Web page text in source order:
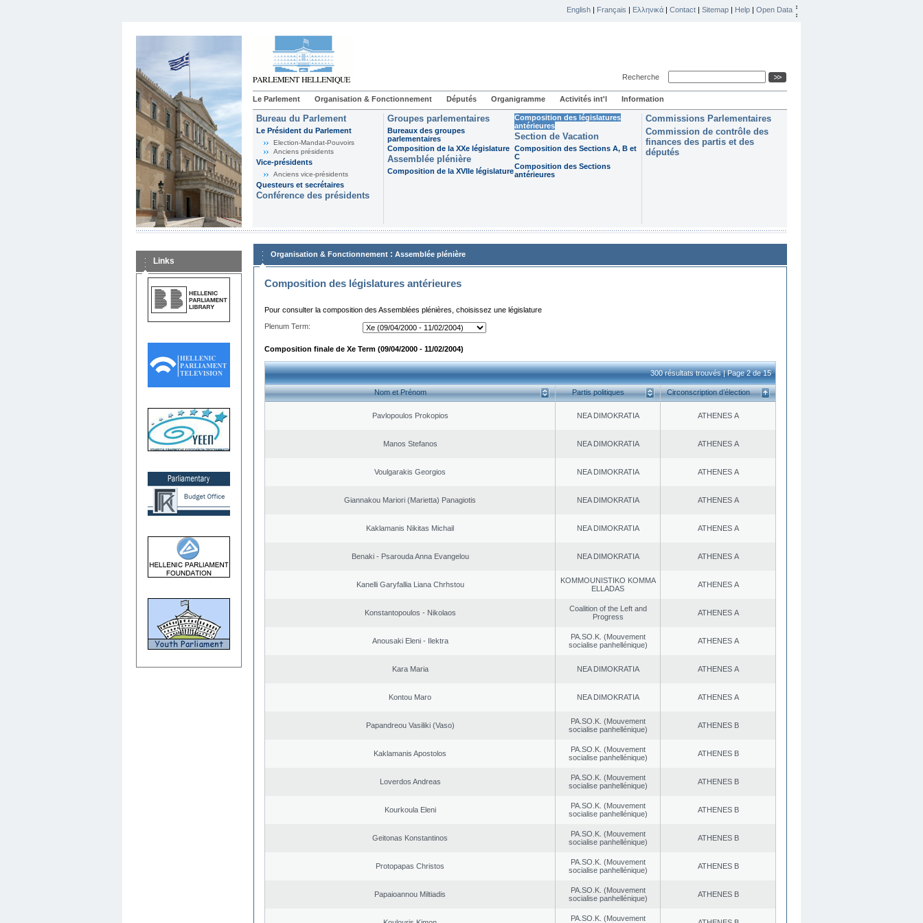
English | Français | Ελληνικά | Contact | Sitemap | Help | Open Data
Recherche
Le Parlement Organisation & Fonctionnement Députés Organigramme Activités int'l Information
Bureau du Parlement
Le Président du Parlement
Election-Mandat-Pouvoirs
Anciens présidents
Vice-présidents
Anciens vice-présidents
Questeurs et secrétaires
Conférence des présidents
Groupes parlementaires
Bureaux des groupes
parlementaires
Composition de la XXe législature
Assemblée plénière
Composition de la XVIIe législature
Composition des législatures
antérieures
Section de Vacation
Composition des Sections A, B et
C
Composition des Sections
antérieures
Commissions Parlementaires
Commission de contrôle des
finances des partis et des
députés
Links
Organisation & Fonctionnement : Assemblée plénière
Composition des législatures antérieures
Pour consulter la composition des Assemblées plénières, choisissez une législature
Plenum Term:
Composition finale de Xe Term (09/04/2000 - 11/02/2004)
300 résultats trouvés | Page 2 de 15
Nom et Prénom Partis politiques Circonscription d’élection
Pavlopoulos Prokopios NEA DΙMOKRATIA ATHENES Α
Manos Stefanos NEA DΙMOKRATIA ATHENES Α
Voulgarakis Georgios NEA DΙMOKRATIA ATHENES Α
Giannakou Mariori (Marietta) Panagiotis NEA DΙMOKRATIA ATHENES Α
Kaklamanis Nikitas Michail NEA DΙMOKRATIA ATHENES Α
Benaki - Psarouda Anna Evangelou NEA DΙMOKRATIA ATHENES Α
Kanelli Garyfallia Liana Chrhstou
KOMMOUNISTIKO KOMMA
ELLADAS
ATHENES Α
Konstantopoulos - Nikolaos
Coalition of the Left and
Progress
ATHENES Α
Anousaki Eleni - Ilektra
PA.SO.K. (Mouvement
socialise panhellénique)
ATHENES Α
Kara Maria NEA DΙMOKRATIA ATHENES Α
Kontou Maro NEA DΙMOKRATIA ATHENES Α
Papandreou Vasiliki (Vaso)
PA.SO.K. (Mouvement
socialise panhellénique)
ATHENES Β
Kaklamanis Apostolos
PA.SO.K. (Mouvement
socialise panhellénique)
ATHENES Β
Loverdos Andreas
PA.SO.K. (Mouvement
socialise panhellénique)
ATHENES Β
Kourkoula Eleni
PA.SO.K. (Mouvement
socialise panhellénique)
ATHENES Β
Geitonas Konstantinos
PA.SO.K. (Mouvement
socialise panhellénique)
ATHENES Β
Protopapas Christos
PA.SO.K. (Mouvement
socialise panhellénique)
ATHENES Β
Papaioannou Miltiadis
PA.SO.K. (Mouvement
socialise panhellénique)
ATHENES Β
PA.SO.K. (Mouvement